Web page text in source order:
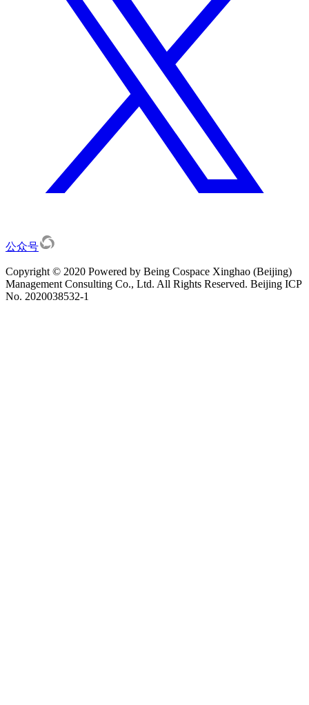
公众号
Copyright © 2020 Powered by Being Cospace Xinghao (Beijing)
Management Consulting Co., Ltd. All Rights Reserved. Beijing ICP
No. 2020038532-1